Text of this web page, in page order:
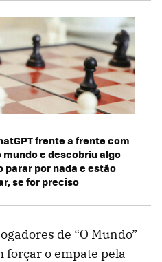
frente a frente com
mundo e descobriu algo
parar por nada e estão
se for preciso
de “O Mundo”
o empate pela